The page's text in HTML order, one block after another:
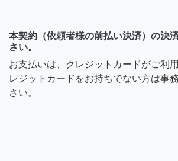
本契約（依頼者様の前払い決済）の決
さい。
お支払いは、クレジットカードがご利
レジットカードをお持ちでない方は事
さい。